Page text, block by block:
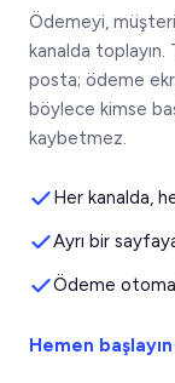
Ödemeyi,
kanalda
posta; ödeme
böylece kimse
kaybetmez.
Her kanalda,
Ayrı bir
Ödeme
Hemen başlayın